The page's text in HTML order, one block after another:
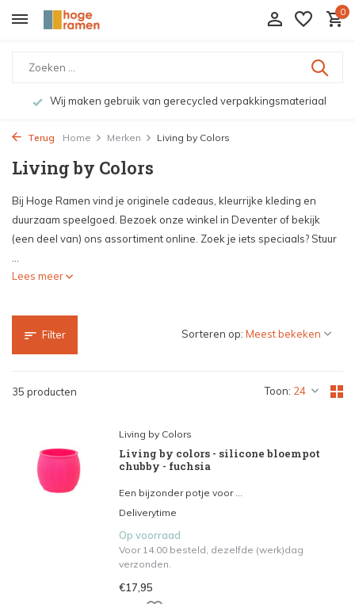
0
Bekijk de producten live in onze winkel in Deventer
Terug Home Merken Living by Colors
Living by Colors
Bij Hoge Ramen vind je originele cadeaus, kleurrijke kleding en
duurzaam speelgoed. Bezoek onze winkel in Deventer of bekijk
(een deel van) ons assortiment online. Zoek je iets speciaals? Stuur
Lees meer
Filter
35 producten Toon:
Sorteren op:
Living by Colors
Living by colors - silicone bloempot
chubby - fuchsia
Een bijzonder potje voor ...
Deliverytime
Op voorraad
Voor 14.00 besteld, dezelfde (werk)dag
verzonden.
€17,95